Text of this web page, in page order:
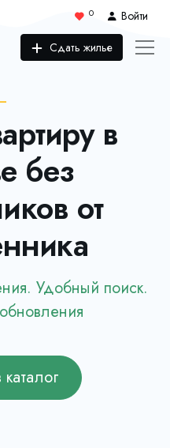
0
Войти
Сдать жилье
в
без
от
Удобный поиск.